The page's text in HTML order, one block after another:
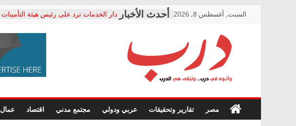
السبت, أغسطس 8, 2026
دار الخدمات ترد على رئيس هيئة التأمينات
معاناة أصحاب المعاشات.. ونطالب بكشف
فرحات سليمان يكتب: القطاع الصحي إلى
حزب التحالف الشعبي يطلق لجنة “الحق
صور .. اعتماد الرسومات النهائية للقرار
الوزاري لمدينة الصحفيين.. وانتهاء أعمال
إنشاء المبنى الإداري
درب
في
درب..
مصر تقارير وتحقيقات عربي ودولي مجتمع مدني اقتصاد عمال